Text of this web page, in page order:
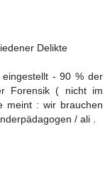
Delikte
- 90 % der
Forensik ( nicht im
meint : wir brauchen
/ ali .